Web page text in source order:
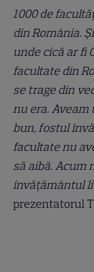
1000 de
din România.
unde cică ar fi
facultate din
se trage din
nu era.
bun, fostul
facultate nu
să aibă. Acum
învățământul
prezentatorul